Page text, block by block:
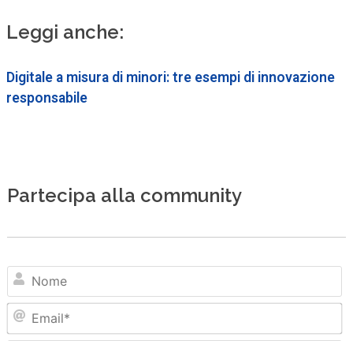
Leggi anche:
Digitale a misura di minori: tre esempi di innovazione
responsabile
Partecipa alla community